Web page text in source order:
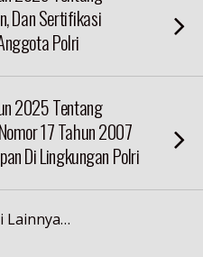
Dan Sertifikasi
Polri
2025 Tentang
17 Tahun 2007
Di Lingkungan Polri
Lainnya…